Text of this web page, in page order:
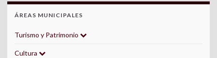
ÁREAS MUNICIPALES
Turismo y Patrimonio
Cultura